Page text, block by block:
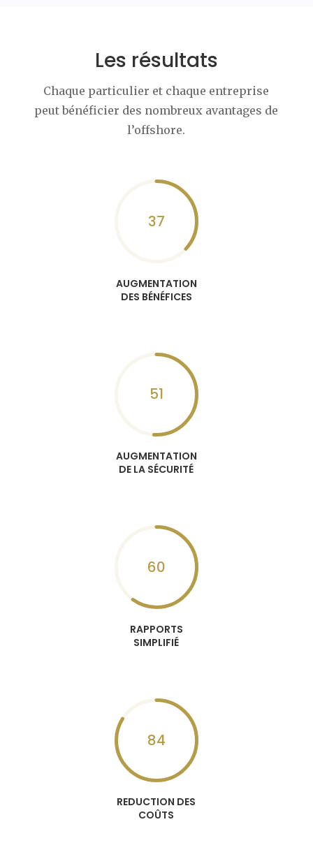
Les résultats
Chaque particulier et chaque entreprise
peut bénéficier des nombreux avantages de
l’offshore.
37
AUGMENTATION
DES BÉNÉFICES
51
AUGMENTATION
DE LA SÉCURITÉ
60
RAPPORTS
SIMPLIFIÉ
84
REDUCTION DES
COÛTS